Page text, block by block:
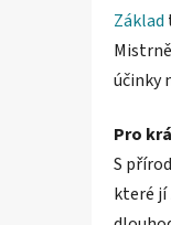
Základ
účinky
Pro
S
které jí